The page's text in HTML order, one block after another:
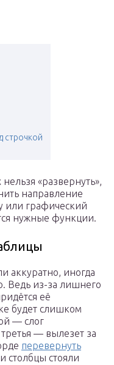
строчкой
«развернуть»,
направление
или графический
нужные функции.
аккуратно, иногда
Ведь из-за лишнего
её
будет слишком
— слог
— вылезет за
перевернуть
столбцы стояли